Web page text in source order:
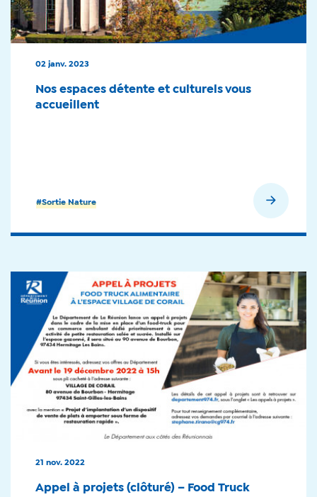
#Sortie Nature
02 janv. 2023
Nos espaces détente et culturels vous
accueillent
21 nov. 2022
Appel à projets (clôturé) – Food Truck